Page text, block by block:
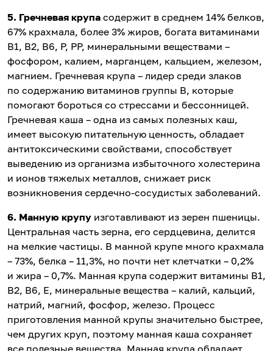
5. Гречневая крупа содержит в среднем 14% белков,
67% крахмала, более 3% жиров, богата витаминами
В1, В2, В6, Р, РР, минеральными веществами –
фосфором, калием, марганцем, кальцием, железом,
магнием. Гречневая крупа – лидер среди злаков
по содержанию витаминов группы В, которые
помогают бороться со стрессами и бессонницей.
Гречневая каша – одна из самых полезных каш,
имеет высокую питательную ценность, обладает
антитоксическими свойствами, способствует
выведению из организма избыточного холестерина
и ионов тяжелых металлов, снижает риск
возникновения сердечно-сосудистых заболеваний.
6. Манную крупу изготавливают из зерен пшеницы.
Центральная часть зерна, его сердцевина, делится
на мелкие частицы. В манной крупе много крахмала
– 73%, белка – 11,3%, но почти нет клетчатки – 0,2%
и жира – 0,7%. Манная крупа содержит витамины В1,
В2, В6, Е, минеральные вещества – калий, кальций,
натрий, магний, фосфор, железо. Процесс
приготовления манной крупы значительно быстрее,
чем других круп, поэтому манная каша сохраняет